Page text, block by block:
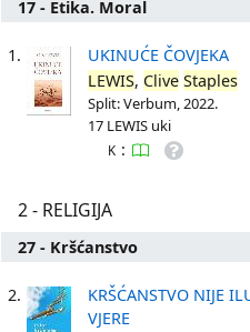
17 - Etika. Moral
1.
UKINUĆE ČOVJEKA
LEWIS, Clive Staples
Split: Verbum, 2022.
17 LEWIS uki
K :
2 - RELIGIJA
27 - Kršćanstvo
2.
KRŠĆANSTVO NIJE
VJERE